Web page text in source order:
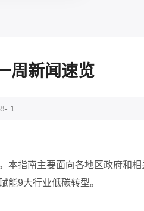
周新闻速览
1
本指南主要面向各地区政府和
能9大行业低碳转型。